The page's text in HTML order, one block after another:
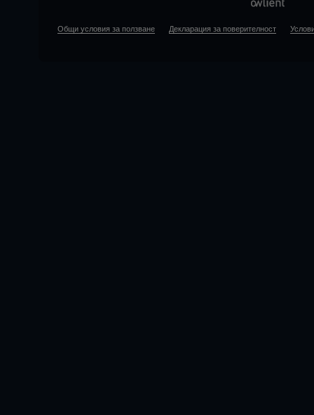
Общи условия за ползване Декларация за поверителност